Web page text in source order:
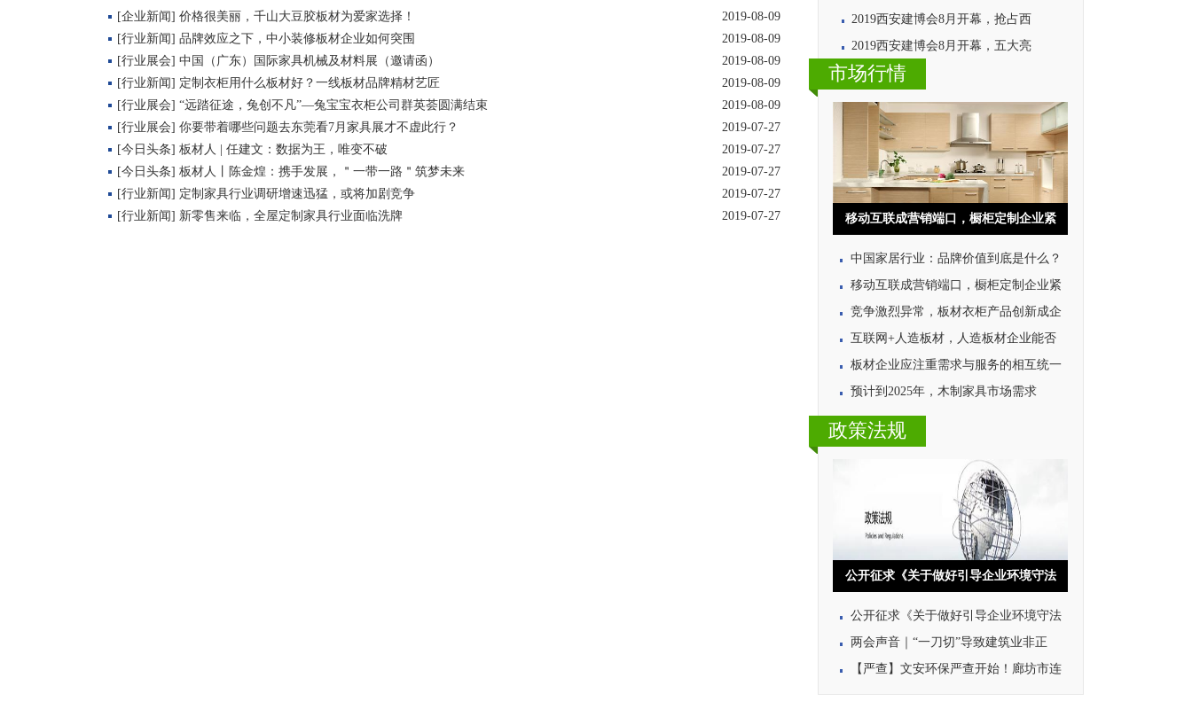
2019-08-09
[企业新闻] 价格很美丽，千山大豆胶板材为爱家选择！
2019-08-09
[行业新闻] 品牌效应之下，中小装修板材企业如何突围
2019-08-09
[行业展会] 中国（广东）国际家具机械及材料展（邀请函）
2019-08-09
[行业新闻] 定制衣柜用什么板材好？一线板材品牌精材艺匠
2019-08-09
[行业展会] “远踏征途，兔创不凡”—兔宝宝衣柜公司群英荟圆满结束
2019-07-27
[行业展会] 你要带着哪些问题去东莞看7月家具展才不虚此行？
2019-07-27
[今日头条] 板材人 | 任建文：数据为王，唯变不破
2019-07-27
[今日头条] 板材人丨陈金煌：携手发展，＂一带一路＂筑梦未来
2019-07-27
[行业新闻] 定制家具行业调研增速迅猛，或将加剧竞争
2019-07-27
[行业新闻] 新零售来临，全屋定制家具行业面临洗牌
2019西安建博会8月开幕，抢占西
2019西安建博会8月开幕，五大亮
市场行情
移动互联成营销端口，橱柜定制企业紧
中国家居行业：品牌价值到底是什么？
移动互联成营销端口，橱柜定制企业紧
竞争激烈异常，板材衣柜产品创新成企
互联网+人造板材，人造板材企业能否
板材企业应注重需求与服务的相互统一
预计到2025年，木制家具市场需求
政策法规
公开征求《关于做好引导企业环境守法
公开征求《关于做好引导企业环境守法
两会声音｜“一刀切”导致建筑业非正
【严查】文安环保严查开始！廊坊市连